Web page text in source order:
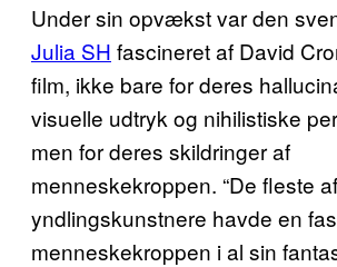
Under sin opvækst var den
Julia SH fascineret af David
film, ikke bare for deres
visuelle udtryk og nihilistiske
men for deres skildringer af
menneskekroppen. “De fleste
yndlingskunstnere havde en
menneskekroppen i al sin